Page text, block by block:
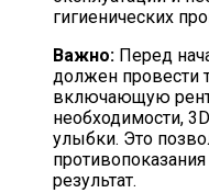
гигиенических
Важно: Перед
должен провести
включающую
необходимости,
улыбки. Это
результат.